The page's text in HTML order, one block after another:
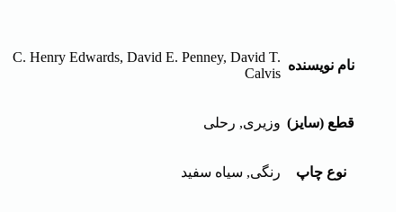
نام نویسنده
C. Henry Edwards, David E. Penney, David T.
Calvis
قطع (سایز) وزیری, رحلی
نوع چاپ رنگی, سیاه سفید